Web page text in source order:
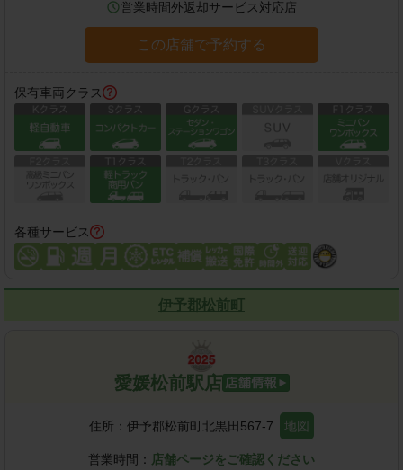
営業時間外返却サービス対応店
この店舗で予約する
保有車両クラス
各種サービス
伊予郡松前町
愛媛松前駅店
住所： 伊予郡松前町北黒田567-7 地図
営業時間： 店舗ページをご確認ください